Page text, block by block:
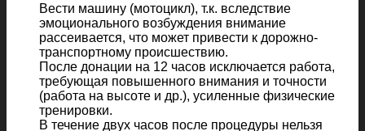
Вести машину (мотоцикл), т.к. вследствие
эмоционального возбуждения внимание
рассеивается, что может привести к дорожно-
транспортному происшествию.
После донации на 12 часов исключается работа,
требующая повышенного внимания и точности
(работа на высоте и др.), усиленные физические
тренировки.
В течение двух часов после процедуры нельзя